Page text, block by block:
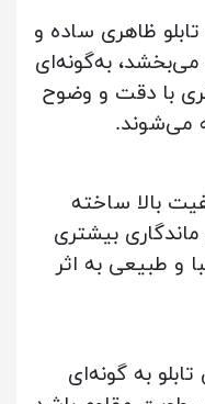
تابلو ظاهری ساده و
به‌گونه‌ای
با دقت و وضوح
می‌شوند.
بالا ساخته
بیشتری
و طبیعی به اثر
تابلو به گونه‌ای